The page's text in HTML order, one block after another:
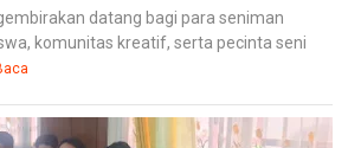
datang bagi para seniman
komunitas kreatif, serta pecinta seni